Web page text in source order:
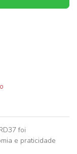
foi
e praticidade